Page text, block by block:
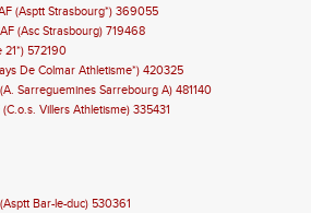
(Asptt Strasbourg*) 369055
(Asc Strasbourg) 719468
21*) 572190
De Colmar Athletisme*) 420325
Sarreguemines Sarrebourg A) 481140
Villers Athletisme) 335431
Bar-le-duc) 530361